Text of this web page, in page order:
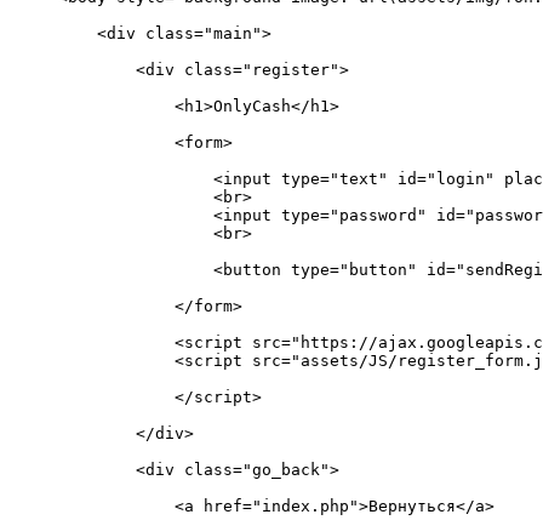
    <div class="main">
        <div class="register">
            <h1>OnlyCash</h1>
            <form>
<input type="text" id="login"
                <br>
<input type="password"
                <br>
<button type="button"
            </form>
<script src="https://
<script src="assets/JS/
            </script>
        </div>
        <div class="go_back">
            <a href="index.php">Вернуться</a>